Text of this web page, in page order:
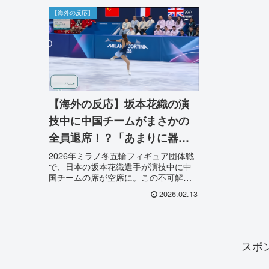
【海外の反応】
【海外の反応】坂本花織の演
技中に中国チームがまさかの
全員退席！？「あまりに器が
小さい」世界中から批判が殺
到した決定的瞬間
2026年ミラノ冬五輪フィギュア団体戦
で、日本の坂本花織選手が演技中に中
国チームの席が空席に。この不可解な
シップの欠如を嘆く声や批判が殺到。
2026.02.13
スポ